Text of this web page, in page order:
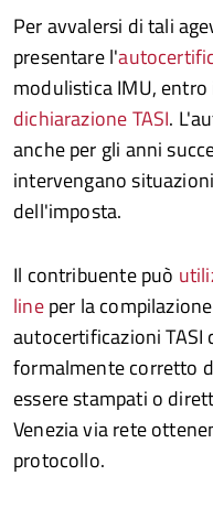
Per avvalersi di tali
presentare l'
modulistica IMU,
dichiarazione TASI.
anche per gli anni
intervengano
dell'imposta.
Il contribuente può
lineper la
autocertificazioni
formalmente corretto
essere stampati o
Venezia via rete
protocollo.